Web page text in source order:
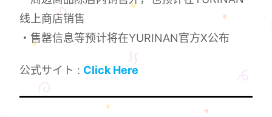
线上商店销售
・售罄信息等预计将在YURINAN官方X公布
公式サイト : Click Here